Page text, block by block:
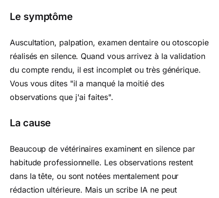
Le symptôme
Auscultation, palpation, examen dentaire ou otoscopie
réalisés en silence. Quand vous arrivez à la validation
du compte rendu, il est incomplet ou très générique.
Vous vous dites "il a manqué la moitié des
observations que j'ai faites".
La cause
Beaucoup de vétérinaires examinent en silence par
habitude professionnelle. Les observations restent
dans la tête, ou sont notées mentalement pour
rédaction ultérieure. Mais un scribe IA ne peut